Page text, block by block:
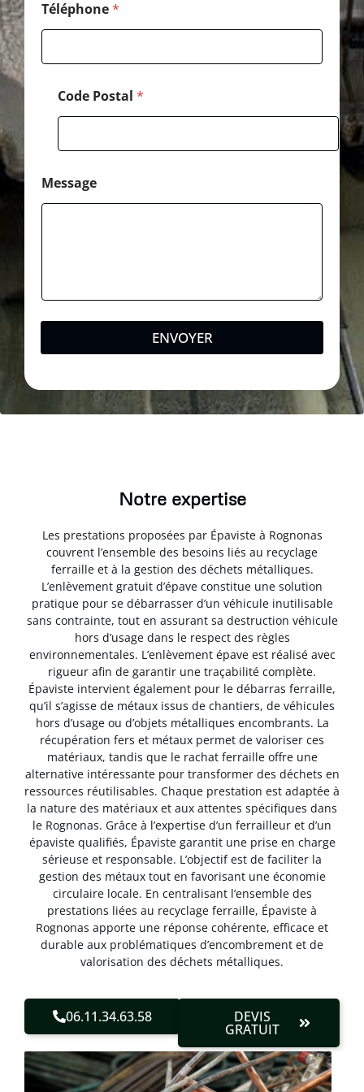
Téléphone*
Code Postal *
d
e
Message
ENVOYER
Notre expertise
Les prestations proposées par Épaviste à Rognonas
couvrent l’ensemble des besoins liés au recyclage
ferraille et à la gestion des déchets métalliques.
L’enlèvement gratuit d’épave constitue une solution
pratique pour se débarrasser d’un véhicule inutilisable
sans contrainte, tout en assurant sa destruction véhicule
hors d’usage dans le respect des règles
environnementales. L’enlèvement épave est réalisé avec
rigueur afin de garantir une traçabilité complète.
Épaviste intervient également pour le débarras ferraille,
qu’il s’agisse de métaux issus de chantiers, de véhicules
hors d’usage ou d’objets métalliques encombrants. La
récupération fers et métaux permet de valoriser ces
matériaux, tandis que le rachat ferraille offre une
alternative intéressante pour transformer des déchets en
ressources réutilisables. Chaque prestation est adaptée à
la nature des matériaux et aux attentes spécifiques dans
le Rognonas. Grâce à l’expertise d’un ferrailleur et d’un
épaviste qualifiés, Épaviste garantit une prise en charge
sérieuse et responsable. L’objectif est de faciliter la
gestion des métaux tout en favorisant une économie
circulaire locale. En centralisant l’ensemble des
prestations liées au recyclage ferraille, Épaviste à
Rognonas apporte une réponse cohérente, efficace et
durable aux problématiques d’encombrement et de
valorisation des déchets métalliques.
06.11.34.63.58 DEVIS
GRATUIT